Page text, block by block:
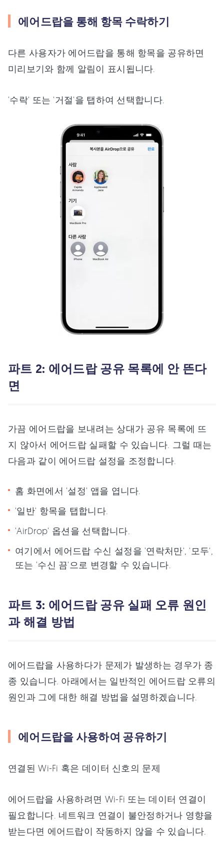
에어드랍을 통해 항목 수락하기
다른 사용자가 에어드랍을 통해 항목을 공유하면
미리보기와 함께 알림이 표시됩니다.
'수락' 또는 '거절'을 탭하여 선택합니다.
파트 2: 에어드랍 공유 목록에 안 뜬다
면
가끔 에어드랍을 보내려는 상대가 공유 목록에 뜨
지 않아서 에어드랍 실패할 수 있습니다. 그럴 때는
다음과 같이 에어드랍 설정을 조정합니다.
홈 화면에서 '설정' 앱을 엽니다.
'일반' 항목을 탭합니다.
'AirDrop' 옵션을 선택합니다.
여기에서 에어드랍 수신 설정을 '연락처만', '모두',
또는 '수신 끔'으로 변경할 수 있습니다.
파트 3: 에어드랍 공유 실패 오류 원인
과 해결 방법
에어드랍을 사용하다가 문제가 발생하는 경우가 종
종 있습니다. 아래에서는 일반적인 에어드랍 오류의
원인과 그에 대한 해결 방법을 설명하겠습니다.
에어드랍을 사용하여 공유하기
연결된 Wi-Fi 혹은 데이터 신호의 문제
에어드랍을 사용하려면 Wi-Fi 또는 데이터 연결이
필요합니다. 네트워크 연결이 불안정하거나 영향을
받는다면 에어드랍이 작동하지 않을 수 있습니다.